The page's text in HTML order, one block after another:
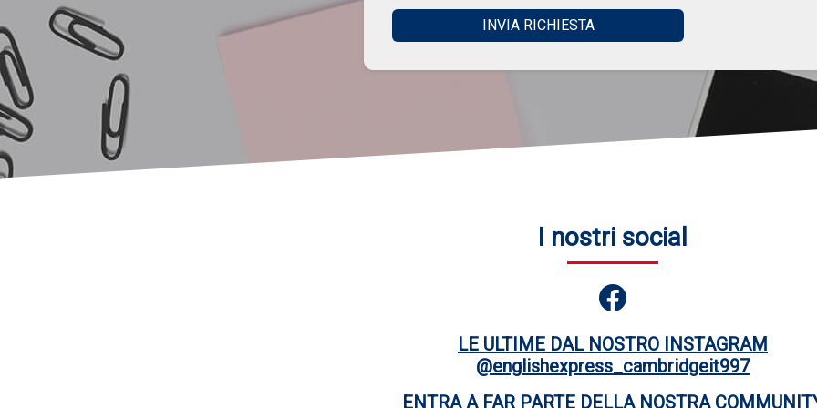
I nostri social
LE ULTIME DAL NOSTRO INSTAGRAM
@englishexpress_cambridgeit997
ENTRA A FAR PARTE DELLA NOSTRA